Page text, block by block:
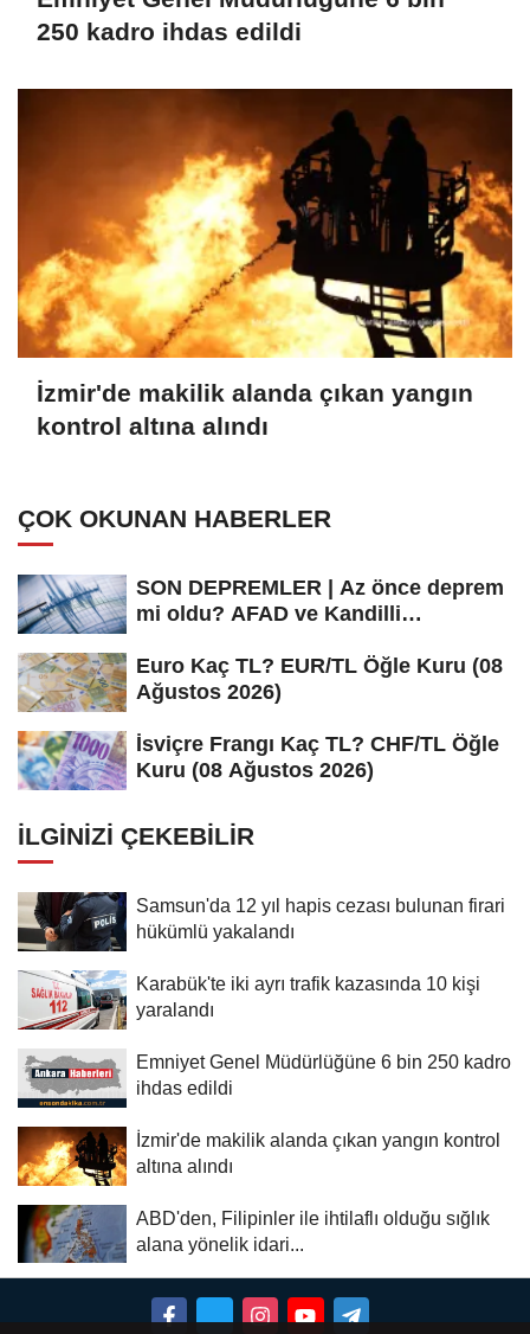
250 kadro ihdas edildi
İzmir'de makilik alanda çıkan yangın
kontrol altına alındı
ÇOK OKUNAN HABERLER
SON DEPREMLER | Az önce deprem
mi oldu? AFAD ve Kandilli
Euro Kaç TL? EUR/TL Öğle Kuru (08
Ağustos 2026)
İsviçre Frangı Kaç TL? CHF/TL Öğle
Kuru (08 Ağustos 2026)
İLGINIZI ÇEKEBILIR
Samsun'da 12 yıl hapis cezası bulunan firari
hükümlü yakalandı
Karabük'te iki ayrı trafik kazasında 10 kişi
yaralandı
Emniyet Genel Müdürlüğüne 6 bin 250 kadro
ihdas edildi
İzmir'de makilik alanda çıkan yangın kontrol
altına alındı
ABD'den, Filipinler ile ihtilaflı olduğu sığlık
alana yönelik idari...